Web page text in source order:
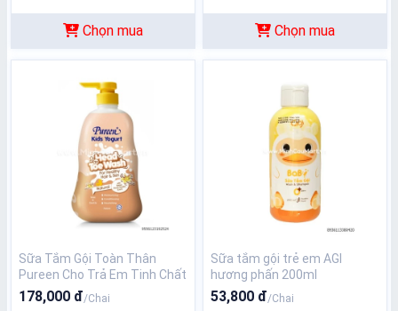
Chọn mua Chọn mua
Sữa Tắm Gội Toàn Thân
Pureen Cho Trả Em Tinh Chất
Sữa Chua Hương Vani 750ml
178,000 đ/Chai
Sữa tắm gội trẻ em AGI
hương phấn 200ml
53,800 đ/Chai